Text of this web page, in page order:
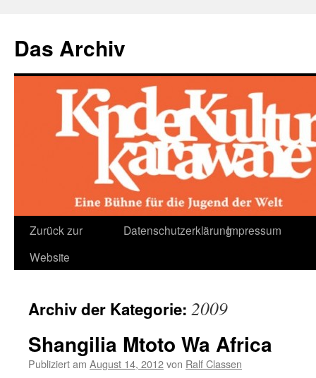
Das Archiv
Zum
Inhalt
Zurück zur
Website
DatenschutzerklärungImpressum
Archiv der Kategorie: 2009
Shangilia Mtoto Wa Africa
Publiziert am August 14, 2012von Ralf Classen